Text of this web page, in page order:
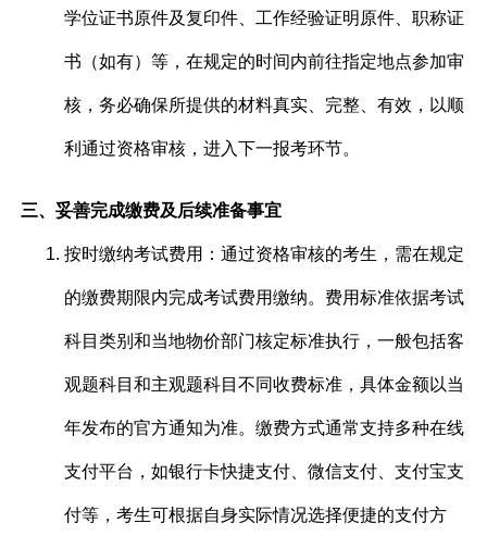
学位证书原件及复印件、工作经验证明原件、职称证
书（如有）等，在规定的时间内前往指定地点参加审
核，务必确保所提供的材料真实、完整、有效，以顺
利通过资格审核，进入下一报考环节。
三、妥善完成缴费及后续准备事宜
按时缴纳考试费用：通过资格审核的考生，需在规定
的缴费期限内完成考试费用缴纳。费用标准依据考试
科目类别和当地物价部门核定标准执行，一般包括客
观题科目和主观题科目不同收费标准，具体金额以当
年发布的官方通知为准。缴费方式通常支持多种在线
支付平台，如银行卡快捷支付、微信支付、支付宝支
付等，考生可根据自身实际情况选择便捷的支付方